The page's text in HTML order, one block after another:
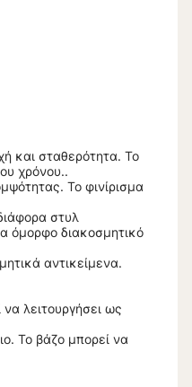
και σταθερότητα. Το
χρόνου..
Το φινίρισμα
στυλ
όμορφο διακοσμητικό
αντικείμενα.
λειτουργήσει ως
Το βάζο μπορεί να